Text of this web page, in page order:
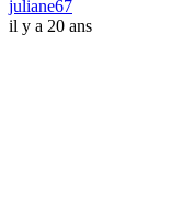
juliane67
il y a 20 ans